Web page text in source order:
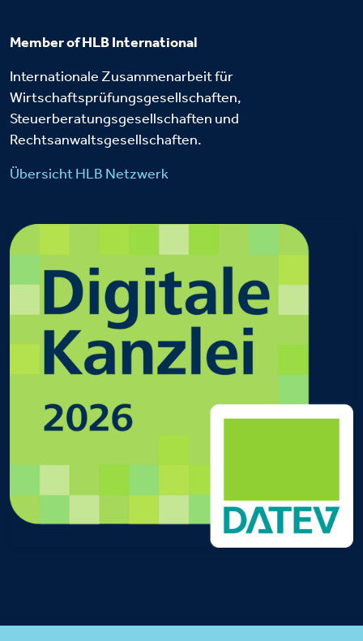
Member of HLB International
Internationale Zusammenarbeit für
Wirtschaftsprüfungsgesellschaften,
Steuerberatungsgesellschaften und
Rechtsanwaltsgesellschaften.
Übersicht HLB Netzwerk